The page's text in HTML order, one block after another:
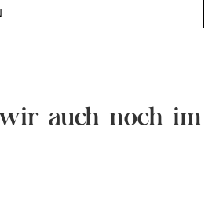
auch noch im